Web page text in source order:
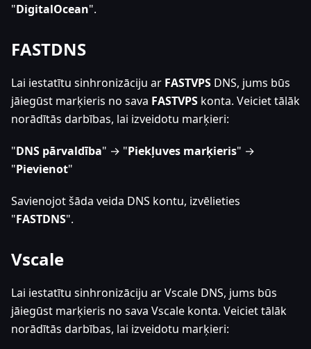
"DigitalOcean".
FASTDNS
Lai iestatītu sinhronizāciju ar FASTVPS DNS, jums būs
jāiegūst marķieris no sava FASTVPS konta. Veiciet tālāk
norādītās darbības, lai izveidotu marķieri:
"DNS pārvaldība" → "Piekļuves marķieris" →
"Pievienot"
Savienojot šāda veida DNS kontu, izvēlieties
"FASTDNS".
Vscale
Lai iestatītu sinhronizāciju ar Vscale DNS, jums būs
jāiegūst marķieris no sava Vscale konta. Veiciet tālāk
norādītās darbības, lai izveidotu marķieri: